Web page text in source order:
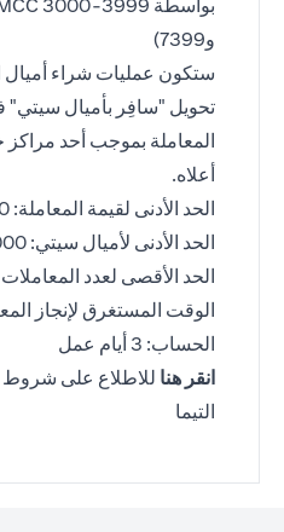
و7399)
ستكون عمليات شراء أميال
تحويل "سافِر بأميال سيتي"
المعاملة بموجب أحد مراكز
أعلاه.
الحد الأدنى لقيمة المعاملة: 100 درهم إماراتي
الحد الأدنى لأميال سيتي: 2,000
الحد الأقصى لعدد
الوقت المستغرق لإنجاز
الحساب: 3 أيام عمل
انقر هنا للاطلاع على شروط
التيما